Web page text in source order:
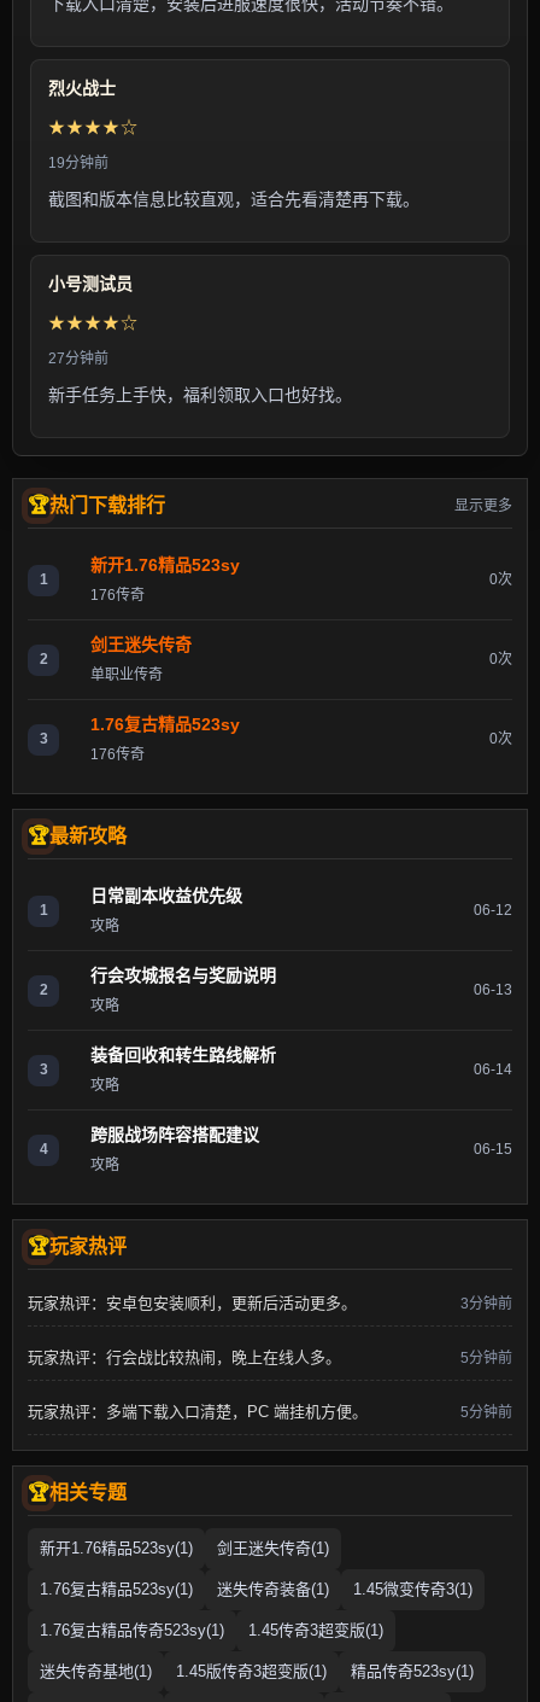
烈火战士
★★★★☆
19分钟前
截图和版本信息比较直观，适合先看清楚再下载。
小号测试员
★★★★☆
27分钟前
新手任务上手快，福利领取入口也好找。
热门下载排行 显示更多
1
新开1.76精品523sy
176传奇
0次
2
剑王迷失传奇
单职业传奇
0次
3
1.76复古精品523sy
176传奇
0次
最新攻略
1
日常副本收益优先级
攻略
06-12
2
行会攻城报名与奖励说明
攻略
06-13
3
装备回收和转生路线解析
攻略
06-14
4
跨服战场阵容搭配建议
攻略
06-15
玩家热评
玩家热评：安卓包安装顺利，更新后活动更多。 3分钟前
玩家热评：行会战比较热闹，晚上在线人多。 5分钟前
玩家热评：多端下载入口清楚，PC 端挂机方便。 5分钟前
相关专题
新开1.76精品523sy(1) 剑王迷失传奇(1)
1.76复古精品523sy(1) 迷失传奇装备(1) 1.45微变传奇3(1)
1.76复古精品传奇523sy(1) 1.45传奇3超变版(1)
迷失传奇基地(1) 1.45版传奇3超变版(1) 精品传奇523sy(1)